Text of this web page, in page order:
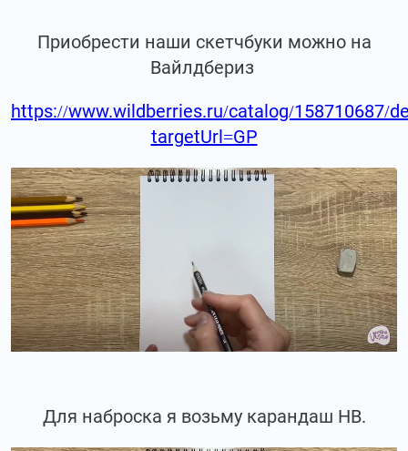
Приобрести наши скетчбуки можно на
Вайлдбериз
https://www.wildberries.ru/catalog/158710687/
targetUrl=GP
Для наброска я возьму карандаш НВ.